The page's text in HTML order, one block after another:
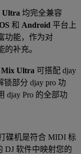
Ultra 均完全兼容
和 Android 平台上
功能，作为对
的补充。
Ultra 可搭配 djay
锁部分 djay pro 功
djay Pro 的全部功
碟机是符合 MIDI 标
DJ 软件中映射您的